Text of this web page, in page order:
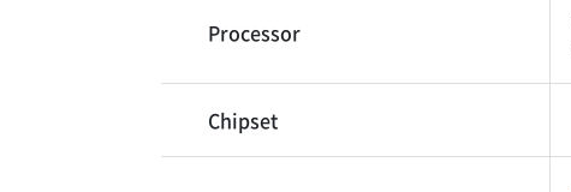
Processor
Chipset